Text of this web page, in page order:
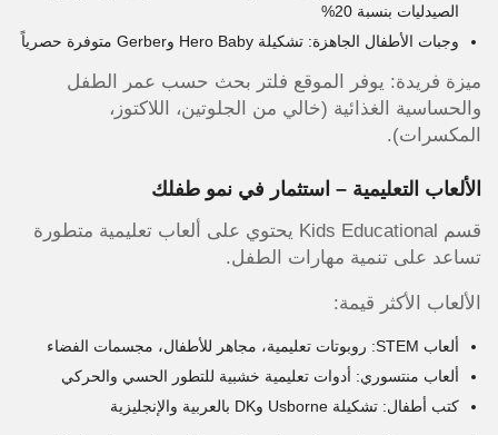
الصيدليات بنسبة 20%
وجبات الأطفال الجاهزة: تشكيلة Hero Baby وGerber متوفرة حصرياً
ميزة فريدة: يوفر الموقع فلتر بحث حسب عمر الطفل
والحساسية الغذائية (خالي من الجلوتين، اللاكتوز،
المكسرات).
الألعاب التعليمية – استثمار في نمو طفلك
قسم Kids Educational يحتوي على ألعاب تعليمية متطورة
تساعد على تنمية مهارات الطفل.
الألعاب الأكثر قيمة:
ألعاب STEM: روبوتات تعليمية، مجاهر للأطفال، مجسمات الفضاء
ألعاب منتسوري: أدوات تعليمية خشبية للتطور الحسي والحركي
كتب أطفال: تشكيلة Usborne وDK بالعربية والإنجليزية